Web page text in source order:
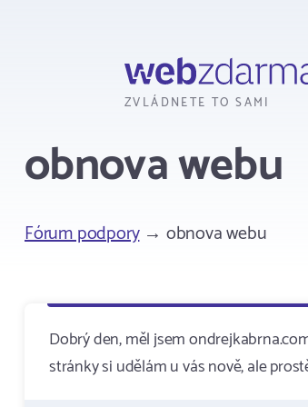
ZVLÁDNETE TO SAMI
obnova webu
Fórum podpory→ obnova webu
Dobrý den, měl jsem
stránky si udělám u vás nově, ale